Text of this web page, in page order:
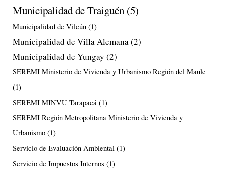
Municipalidad de Traiguén (5)
Municipalidad de Vilcún (1)
Municipalidad de Villa Alemana(2)
Municipalidad de Yungay (2)
SEREMI Ministerio de Vivienda y Urbanismo Región del Maule
(1)
SEREMI MINVU Tarapacá (1)
SEREMI Región Metropolitana Ministerio de Vivienda y
Urbanismo (1)
Servicio de Evaluación Ambiental (1)
Servicio de Impuestos Internos (1)